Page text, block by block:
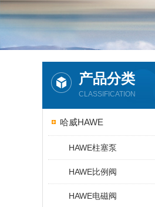
产品分类
CLASSIFICATION
哈威HAWE
HAWE柱塞泵
HAWE比例阀
HAWE电磁阀